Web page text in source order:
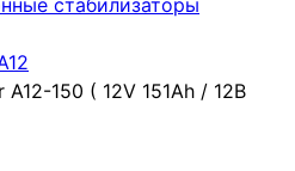
стабилизаторы
150 ( 12V 151Ah / 12В